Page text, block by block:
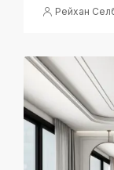
Рейхан